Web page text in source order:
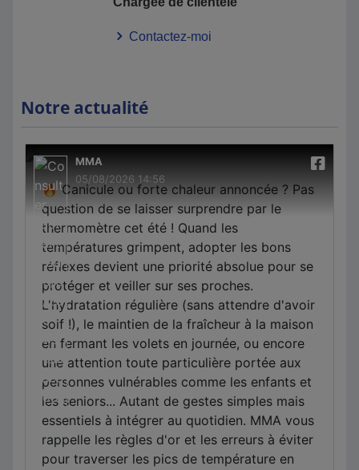
Contactez-moi
Notre actualité